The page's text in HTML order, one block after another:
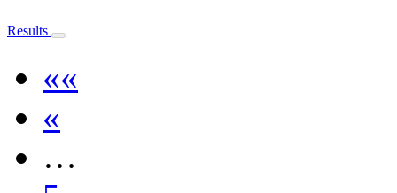
Results
««
«
…